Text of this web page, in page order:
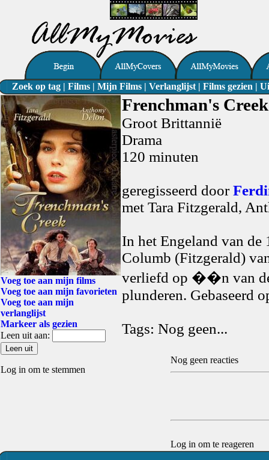
Zoek op tag | Films | Mijn Films | Verlanglijst | Films gezien |
Voeg toe aan mijn films
Voeg toe aan mijn favorieten
Voeg toe aan mijn
verlanglijst
Markeer als gezien
Leen uit aan:
Log in om te stemmen
Frenchman's
Groot Brittannië
Drama
120 minuten
geregisseerd door
met Tara Fitzgerald,
In het Engeland van de
Columb (Fitzgerald)
verliefd op ��n van
plunderen. Gebaseerd
Tags: Nog geen...
Nog geen reacties
Log in om te reageren